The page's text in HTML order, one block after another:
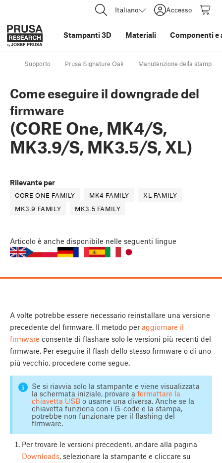
Italiano Accesso
Stampanti 3D Materiali Componenti e
Supporto Prusa Signature Oak Manutenzione della
Come eseguire il downgrade del
firmware
(CORE One, MK4/S,
MK3.9/S, MK3.5/S, XL)
Rilevante per
CORE ONE FAMILY MK4 FAMILY
XL FAMILY
MK3.9 FAMILY
MK3.5 FAMILY
Articolo è anche disponibile nelle seguenti lingue
A volte potrebbe essere necessario reinstallare una versione
precedente del firmware. Il metodo per aggiornare il
firmware consente di flashare solo le versioni più recenti del
firmware. Per eseguire il flash dello stesso firmware o di uno
più vecchio, procedere come segue.
Se si riavvia solo la stampante e viene visualizzata
la schermata iniziale, provare a formattare la
chiavetta USBo usarne una diversa. Anche se la
chiavetta funziona con i G-code e la stampa,
potrebbe non funzionare per il flashing del
firmware.
Per trovare le versioni precedenti, andare alla pagina
Downloads, selezionare la stampante e cliccare su